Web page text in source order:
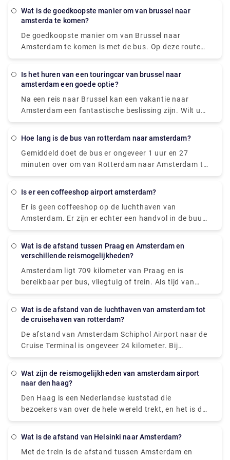
er 3 tot 4 en een half uur over. De snellere
over om Amsterdam te bereiken.
Wat is de goedkoopste manier om van brussel naar
amsterda te komen?
De goedkoopste manier om van Brussel naar
Amsterdam te komen is met de bus. Op deze route
bieden FlixBus en BlaBaBus ongelooflijk goedkope
er 3 tot 4 en een half uur over. De snellere
over om Amsterdam te bereiken.
Is het huren van een touringcar van brussel naar
amsterdam een goede optie?
Na een reis naar Brussel kan een vakantie naar
Amsterdam een fantastische beslissing zijn. Wilt u
comfortabel met uw gezin en collega's naar
stressvrije ervaring die het plezier van elke reis
aanzienlijk kan vergroten. Het is meer
gestructureerd, onderhoudend, interessant en veilig
om in een groep te reizen. Het is ook betaalbaarder,
kosteneffectiever en betrouwbaarder.
Hoe lang is de bus van rotterdam naar amsterdam?
Gemiddeld doet de bus er ongeveer 1 uur en 27
minuten over om van Rotterdam naar Amsterdam te
komen. Heeft u de diensten van een privétransfer in
luchthaventransfers door heel Nederland en
zakenreizen kunnen wij transfers verzorgen voor uw
gezelschap dat aankomt in Amsterdam. Voor elke
gelegenheid staat ons wagenpark voor u klaar.
Is er een coffeeshop airport amsterdam?
Er is geen coffeeshop op de luchthaven van
Amsterdam. Er zijn er echter een handvol in de buurt
van de luchthaven, zoals Coffeeshop Superfly of
minuten te vroeg in Amsterdam aankomt, mag je
Wat is de afstand tussen Praag en Amsterdam en
verschillende reismogelijkheden?
Amsterdam ligt 709 kilometer van Praag en is
bereikbaar per bus, vliegtuig of trein. Als tijd van
levensbelang is, is een vlucht met een gemiddelde
de kosten belangrijker zijn, is een bus met tarieven
STUDENTENAGENTSCHAP k. S. EasyJet of Deutsche
Bahn met aansluiting behoren tot de meest
Praag naar Amsterdam kunnen reizigers een
rechtstreekse bus, vliegtuig of trein nemen.
Wat is de afstand van de luchthaven van amsterdam tot
de cruisehaven van rotterdam?
De afstand van Amsterdam Schiphol Airport naar de
Cruise Terminal is ongeveer 24 kilometer. Bij
normaal verkeer duurt de rit met de taxi ongeveer 20
vliegt, heb je twee alternatieven voor vervoer: taxi of
te reizen, is door een luchthaventaxi te nemen. De
taxirit kost ongeveer € 160 en duurt iets meer dan
Wat zijn de reismogelijkheden van amsterdam airport
naar den haag?
Den Haag is een Nederlandse kuststad die
bezoekers van over de hele wereld trekt, en het is de
zetel en residentie van de Nederlandse nationale
naar Den Haag, dan heb je twee opties: een taxi of
Wat is de afstand van Helsinki naar Amsterdam?
Met de trein is de afstand tussen Amsterdam en